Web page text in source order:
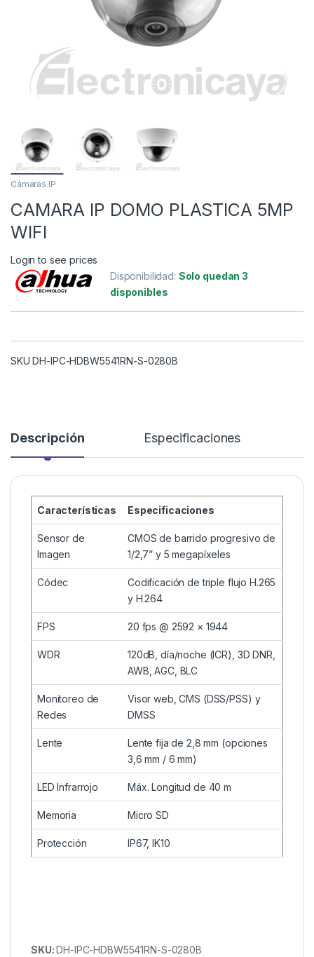
Cámaras IP
CAMARA IP DOMO PLASTICA 5MP
WIFI
Login to see prices
Disponibilidad: Solo quedan 3
disponibles
SKU DH-IPC-HDBW5541RN-S-0280B
Descripción Especificaciones
Características Especificaciones
Sensor de
Imagen
CMOS de barrido progresivo de
1/2,7” y 5 megapíxeles
Códec
Codificación de triple flujo H.265
y H.264
FPS 20 fps @ 2592 × 1944
WDR
120dB, día/noche (ICR), 3D DNR,
AWB, AGC, BLC
Monitoreo de
Redes
Visor web, CMS (DSS/PSS) y
DMSS
Lente
Lente fija de 2,8 mm (opciones
3,6 mm / 6 mm)
LED Infrarrojo Máx. Longitud de 40 m
Memoria Micro SD
Protección IP67, IK10
SKU:DH-IPC-HDBW5541RN-S-0280B